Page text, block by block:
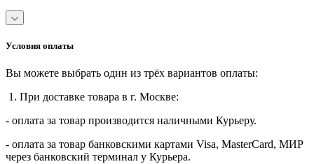
Условия оплаты
Вы можете выбрать один из трёх вариантов оплаты:
1. При доставке товара в г. Москве:
- оплата за товар производится наличными Курьеру.
- оплата за товар банковскими картами Visa, MasterСard, МИР
через банковский терминал у Курьера.